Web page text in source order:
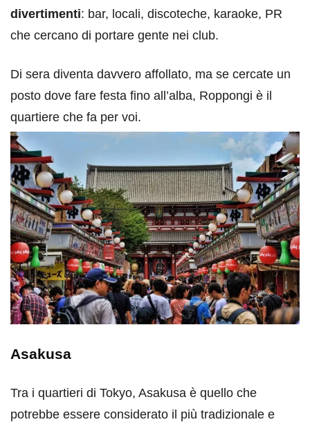
divertimenti: bar, locali, discoteche, karaoke, PR
che cercano di portare gente nei club.
Di sera diventa davvero affollato, ma se cercate un
posto dove fare festa fino all’alba, Roppongi è il
quartiere che fa per voi.
Asakusa
Tra i quartieri di Tokyo, Asakusa è quello che
potrebbe essere considerato il più tradizionale e